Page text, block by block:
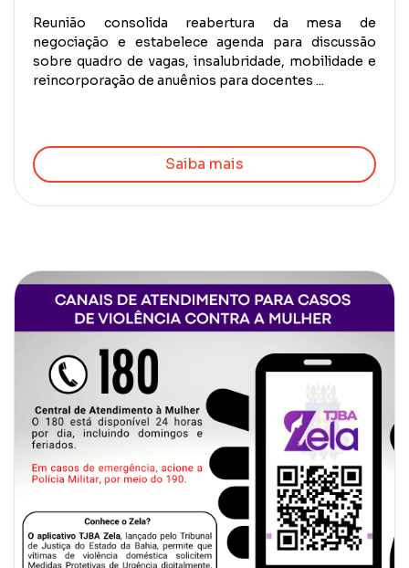
Reunião consolida reabertura da mesa de
negociação e estabelece agenda para discussão
sobre quadro de vagas, insalubridade, mobilidade e
reincorporação de anuênios para docentes ...
Saiba mais